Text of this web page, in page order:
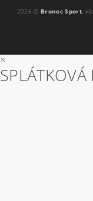
2026 © Bronec Sport,
×
SPLÁTKOVÁ